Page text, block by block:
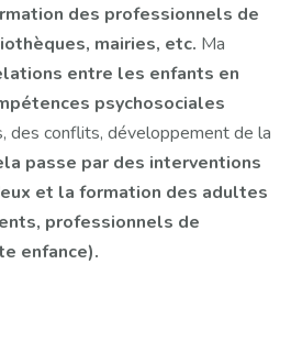
des professionnels de
mairies, etc. Ma
entre les enfants en
psychosociales
des conflits, développement de la
passe par des interventions
et la formation des adultes
professionnels de
enfance).